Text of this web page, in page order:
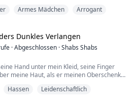
aber nichts davon geschah bei mir. Ich
nach Luft, als er mich festhielt; ich
Armes Mädchen Arrogant
Dunkles Verlangen
·Abgeschlossen ·Shabs Shabs
Hand unter mein Kleid, seine Finger
meine Haut, als er meinen Oberschenkel
dass ich jede Nuance seiner Dominanz
Hassen Leidenschaftlich